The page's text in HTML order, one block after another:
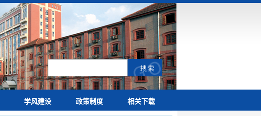
学风建设 政策制度 相关下载